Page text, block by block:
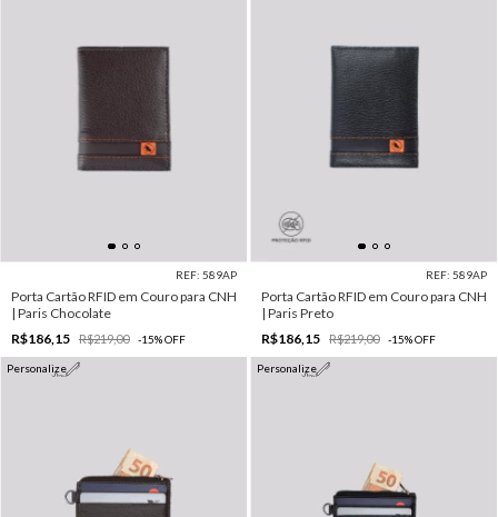
REF: 589AP
Porta Cartão RFID em Couro para CNH
| Paris Chocolate
R$186,15
R$219,00 -15%OFF
REF: 589AP
Porta Cartão RFID em Couro para CNH
| Paris Preto
R$186,15
R$219,00 -15%OFF
Personalize Personalize